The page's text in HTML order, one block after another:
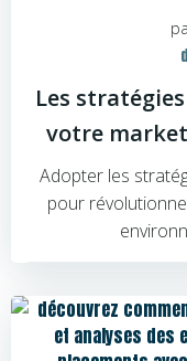
Les
votre
Adopter les
pour